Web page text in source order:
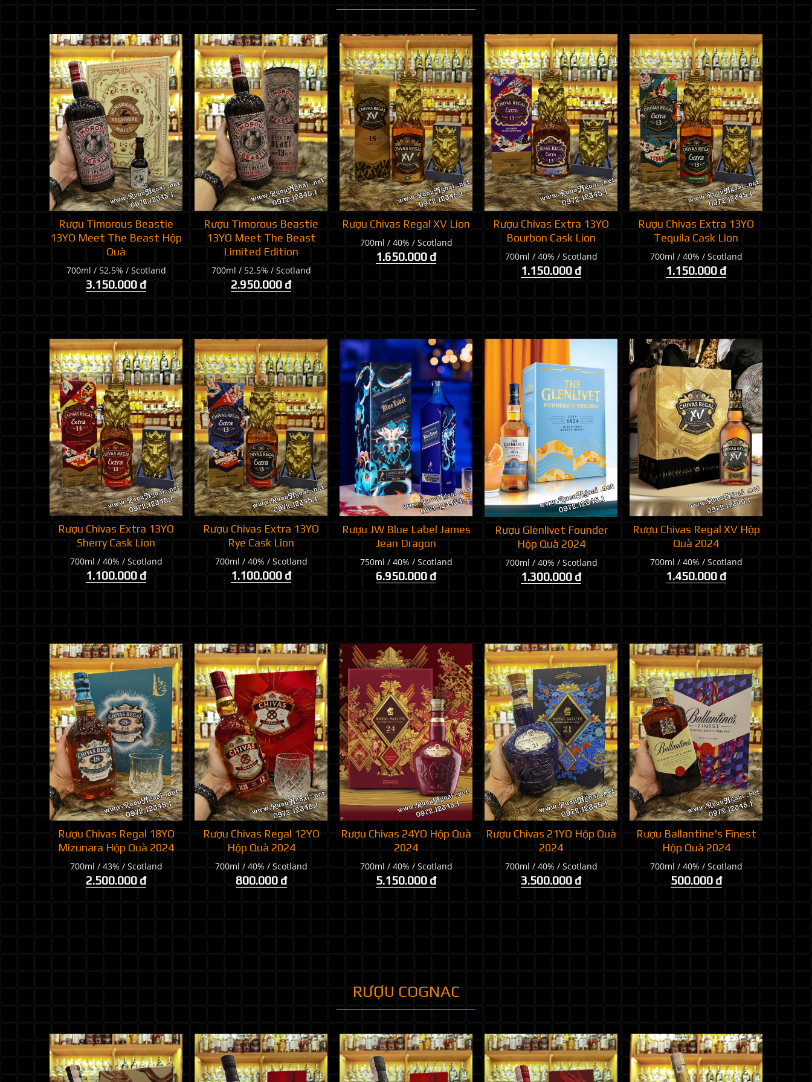
Rượu Timorous Beastie
13YO Meet The Beast Hộp
Quà
700ml / 52.5% / Scotland
3.150.000 đ
Rượu Timorous Beastie
13YO Meet The Beast
Limited Edition
700ml / 52.5% / Scotland
2.950.000 đ
Rượu Chivas Regal XV Lion
700ml / 40% / Scotland
1.650.000 đ
Rượu Chivas Extra 13YO
Bourbon Cask Lion
700ml / 40% / Scotland
1.150.000 đ
Rượu Chivas Extra 13YO
Tequila Cask Lion
700ml / 40% / Scotland
1.150.000 đ
Rượu Chivas Extra 13YO
Sherry Cask Lion
700ml / 40% / Scotland
1.100.000 đ
Rượu Chivas Extra 13YO
Rye Cask Lion
700ml / 40% / Scotland
1.100.000 đ
Rượu JW Blue Label James
Jean Dragon
750ml / 40% / Scotland
6.950.000 đ
Rượu Glenlivet Founder
Hộp Quà 2024
700ml / 40% / Scotland
1.300.000 đ
Rượu Chivas Regal XV Hộp
Quà 2024
700ml / 40% / Scotland
1.450.000 đ
Rượu Chivas Regal 18YO
Mizunara Hộp Quà 2024
700ml / 43% / Scotland
2.500.000 đ
Rượu Chivas Regal 12YO
Hộp Quà 2024
700ml / 40% / Scotland
800.000 đ
Rượu Chivas 24YO Hộp Quà
2024
700ml / 40% / Scotland
5.150.000 đ
Rượu Chivas 21YO Hộp Quà
2024
700ml / 40% / Scotland
3.500.000 đ
Rượu Ballantine's Finest
Hộp Quà 2024
700ml / 40% / Scotland
500.000 đ
RƯỢU COGNAC